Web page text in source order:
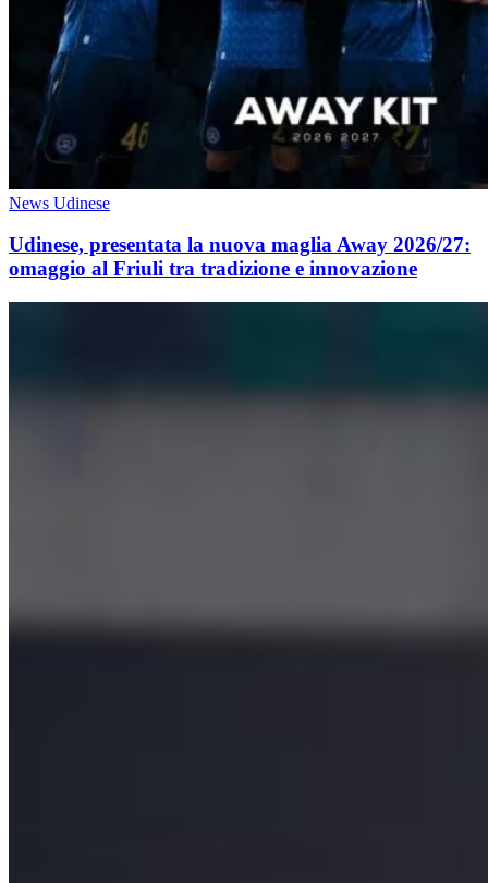
News Udinese
Udinese, presentata la nuova maglia Away 2026/27:
omaggio al Friuli tra tradizione e innovazione